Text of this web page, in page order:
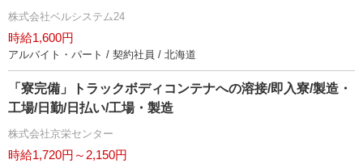
株式会社ベルシステム24
時給1,600円
アルバイト・パート / 契約社員 / 北海道
「寮完備」トラックボディコンテナへの溶接/即入寮/製造・
工場/日勤/日払い/工場・製造
株式会社京栄センター
時給1,720円～2,150円